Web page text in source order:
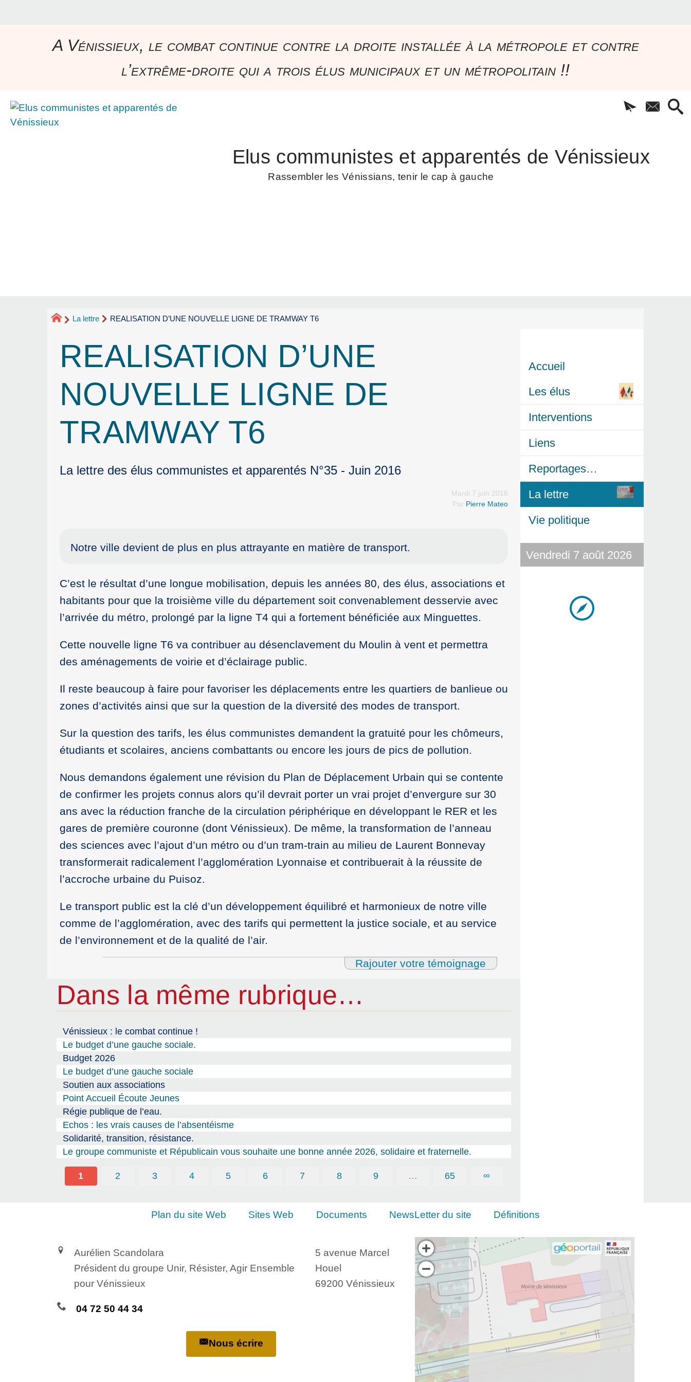
A Vénissieux, le combat continue contre la droite installée à la métropole et contre
l’extrême-droite qui a trois élus municipaux et un métropolitain !!
Elus communistes et apparentés de Vénissieux
Rassembler les Vénissians, tenir le cap à gauche
La lettre REALISATION D’UNE NOUVELLE LIGNE DE TRAMWAY T6
REALISATION D’UNE
NOUVELLE LIGNE DE
TRAMWAY T6
La lettre des élus communistes et apparentés N°35 - Juin 2016
Mardi 7 juin 2016
Par Pierre Mateo
Notre ville devient de plus en plus attrayante en matière de transport.
C’est le résultat d’une longue mobilisation, depuis les années 80, des élus, associations et
habitants pour que la troisième ville du département soit convenablement desservie avec
l’arrivée du métro, prolongé par la ligne T4 qui a fortement bénéficiée aux Minguettes.
Cette nouvelle ligne T6 va contribuer au désenclavement du Moulin à vent et permettra
des aménagements de voirie et d’éclairage public.
Il reste beaucoup à faire pour favoriser les déplacements entre les quartiers de banlieue ou
zones d’activités ainsi que sur la question de la diversité des modes de transport.
Sur la question des tarifs, les élus communistes demandent la gratuité pour les chômeurs,
étudiants et scolaires, anciens combattants ou encore les jours de pics de pollution.
Nous demandons également une révision du Plan de Déplacement Urbain qui se contente
de confirmer les projets connus alors qu’il devrait porter un vrai projet d’envergure sur 30
ans avec la réduction franche de la circulation périphérique en développant le RER et les
gares de première couronne (dont Vénissieux). De même, la transformation de l’anneau
des sciences avec l’ajout d’un métro ou d’un tram-train au milieu de Laurent Bonnevay
transformerait radicalement l’agglomération Lyonnaise et contribuerait à la réussite de
l’accroche urbaine du Puisoz.
Le transport public est la clé d’un développement équilibré et harmonieux de notre ville
comme de l’agglomération, avec des tarifs qui permettent la justice sociale, et au service
de l’environnement et de la qualité de l’air.
Rajouter votre témoignage
Dans la même rubrique…
Vénissieux : le combat continue !
Le budget d’une gauche sociale.
Budget 2026
Le budget d’une gauche sociale
Soutien aux associations
Point Accueil Écoute Jeunes
Régie publique de l’eau.
Echos : les vrais causes de l’absentéisme
Solidarité, transition, résistance.
Le groupe communiste et Républicain vous souhaite une bonne année 2026, solidaire et fraternelle.
1 2 3 4 5 6 7 8 9 … 65 ∞
Accueil
Les élus
Interventions
Liens
Reportages…
La lettre
Vie politique
Vendredi 7 août 2026
Plan du site Web Sites Web Documents NewsLetter du site Définitions
Aurélien Scandolara
Président du groupe Unir, Résister, Agir Ensemble
pour Vénissieux
5 avenue Marcel
Houel
69200 Vénissieux
04 72 50 44 34
Nous écrire